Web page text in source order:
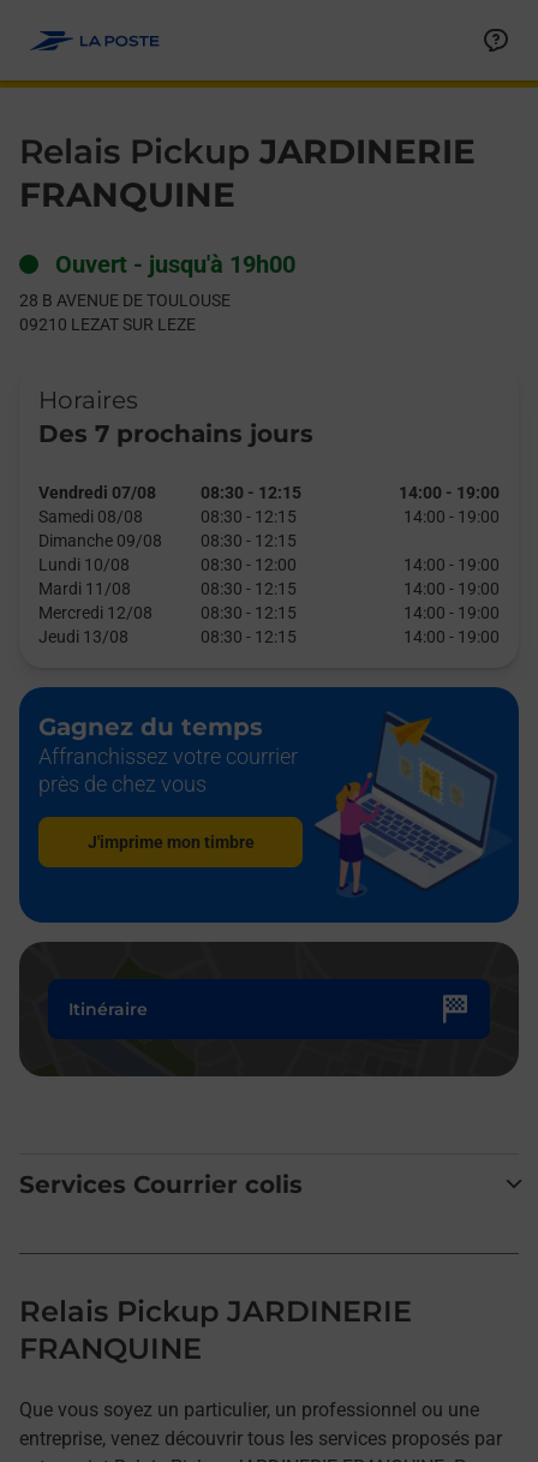
Relais Pickup JARDINERIE
FRANQUINE
Ouvert - jusqu'à 19h00
28 B AVENUE DE TOULOUSE
09210 LEZAT SUR LEZE
Horaires
Des 7 prochains jours
Vendredi 07/08 08:30 - 12:15 14:00 - 19:00
Samedi 08/08
08:30 - 12:15 14:00 - 19:00
Dimanche 09/08
08:30 - 12:15
Lundi 10/08
08:30 - 12:00 14:00 - 19:00
Mardi 11/08
08:30 - 12:15 14:00 - 19:00
Mercredi 12/08
08:30 - 12:15 14:00 - 19:00
Jeudi 13/08
08:30 - 12:15 14:00 - 19:00
Gagnez du temps
Affranchissez votre courrier
près de chez vous
J'imprime mon timbre
Itinéraire
Services Courrier colis
Relais Pickup JARDINERIE
FRANQUINE
Que vous soyez un particulier, un professionnel ou une
entreprise, venez découvrir tous les services proposés par